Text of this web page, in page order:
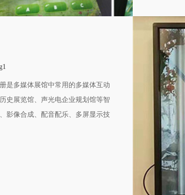
是多媒体展馆中常用的多媒体互动
史展览馆、声光电企业规划馆等智
影像合成、配音配乐、多屏显示技
屏幕等终端设备，实现互动的多媒